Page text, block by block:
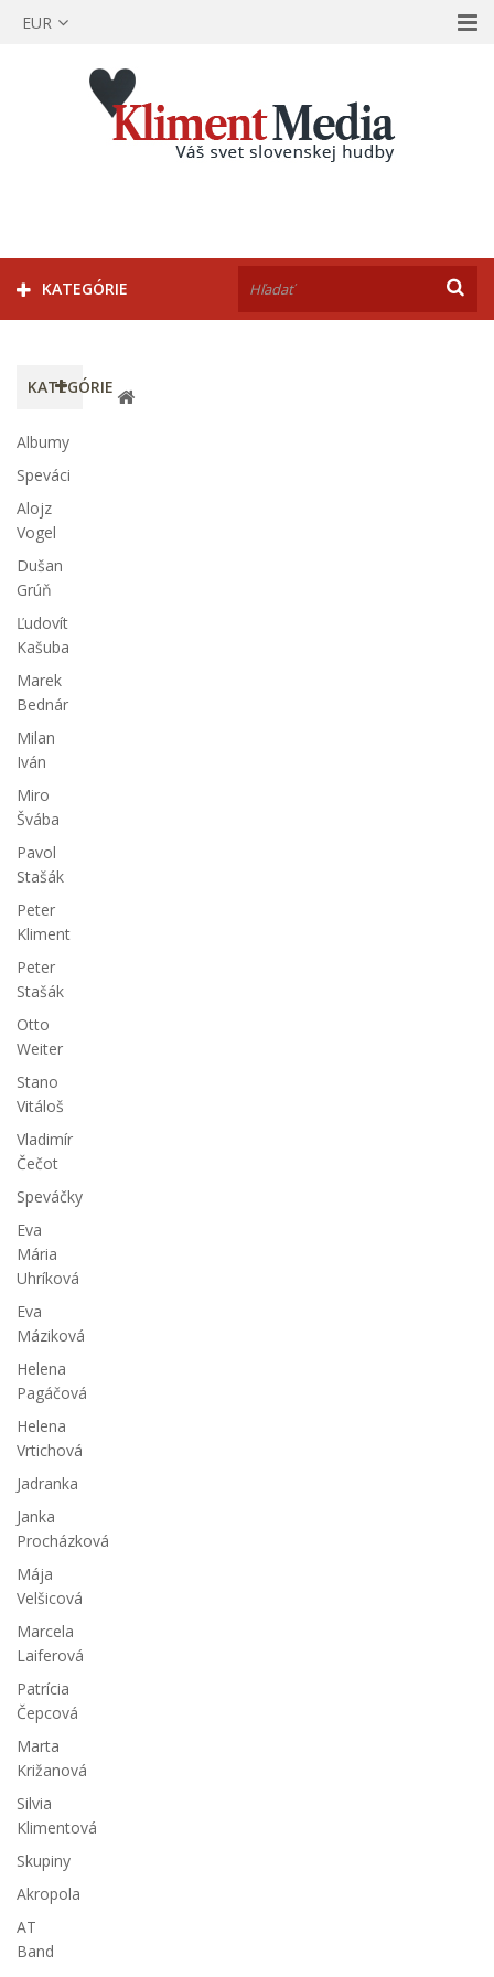
EUR
KATEGÓRIE
KATEGÓRIE
Albumy
Speváci
Alojz
Vogel
Dušan
Grúň
Ľudovít
Kašuba
Marek
Bednár
Milan
Iván
Miro
Švába
Pavol
Stašák
Peter
Kliment
Peter
Stašák
Otto
Weiter
Stano
Vitáloš
Vladimír
Čečot
Speváčky
Eva
Mária
Uhríková
Eva
Máziková
Helena
Pagáčová
Helena
Vrtichová
Jadranka
Janka
Procházková
Mája
Velšicová
Marcela
Laiferová
Patrícia
Čepcová
Marta
Križanová
Silvia
Klimentová
Skupiny
Akropola
AT
Band